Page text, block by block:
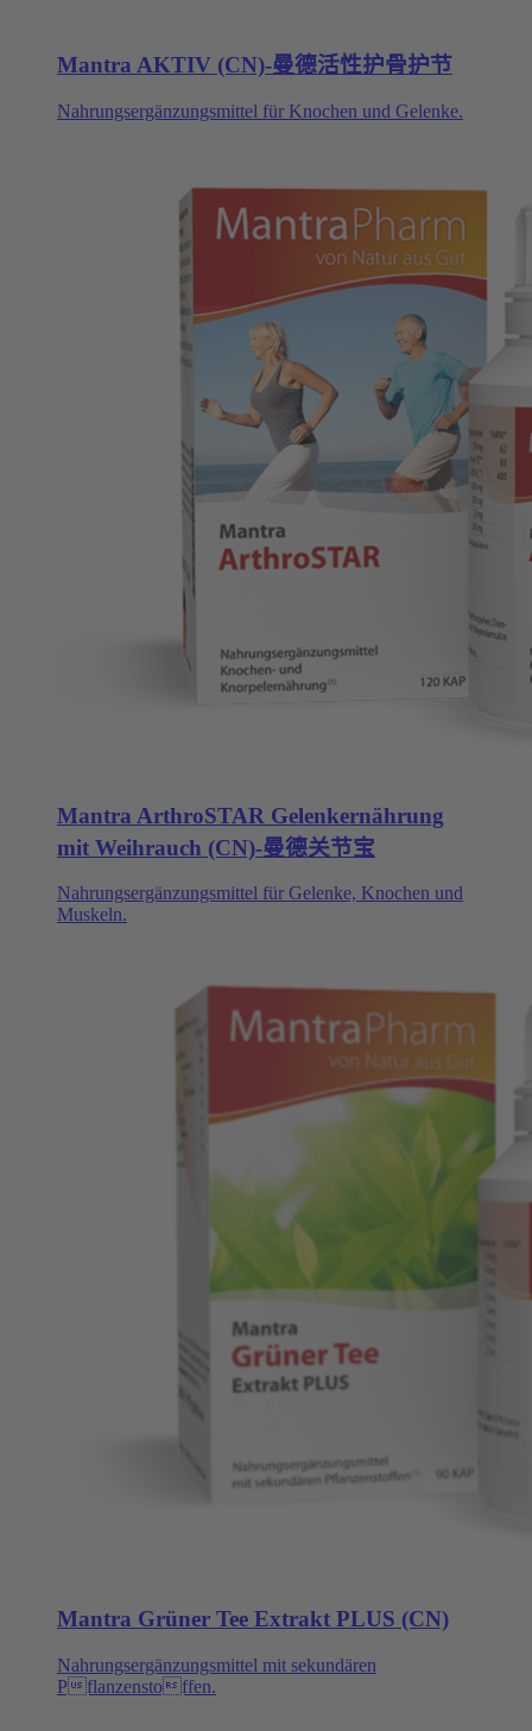
Mantra AKTIV (CN)-曼德活性护骨护节
Nahrungsergänzungsmittel für Knochen und Gelenke.
Mantra ArthroSTAR Gelenkernährung
mit Weihrauch (CN)-曼德关节宝
Nahrungsergänzungsmittel für Gelenke, Knochen und
Muskeln.
Mantra Grüner Tee Extrakt PLUS (CN)
Nahrungsergänzungsmittel mit sekundären
Pflanzenstoffen.